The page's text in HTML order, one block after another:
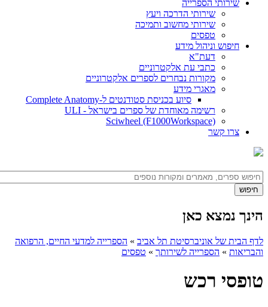
שירותי הספרייה
שירותי הדרכה ויעץ
שירותי מחשוב ותמיכה
טפסים
חיפוש וניהול מידע
דעת"א
כתבי עת אלקטרוניים
מקורות נבחרים לספרים אלקטרוניים
מאגרי מידע
סיוע בכניסת סטודנטים ל-Complete Anatomy
רשימה מאוחדת של ספרים בישראל - ULI
Sciwheel (F1000Workspace)
צרו קשר
הינך נמצא כאן
לדף הבית של אוניברסיטת תל אביב » הספרייה למדעי החיים, הרפואה
והבריאות » הספרייה לשירותך » טפסים
טופסי רכש